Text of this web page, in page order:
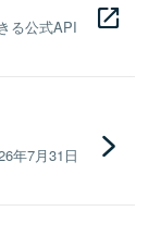
る公式API
年7月31日